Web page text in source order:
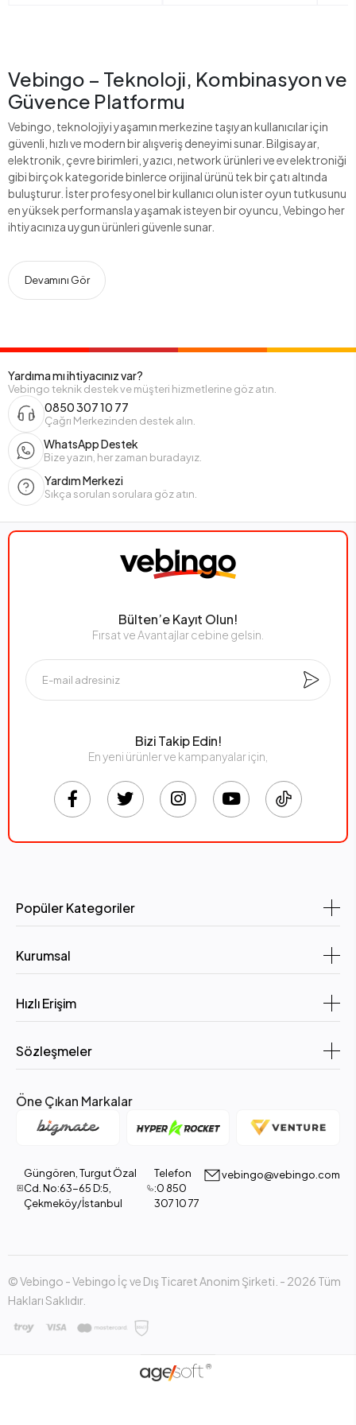
Vebingo – Teknoloji, Kombinasyon ve
Güvence Platformu
Vebingo, teknolojiyi yaşamın merkezine taşıyan kullanıcılar için
güvenli, hızlı ve modern bir alışveriş deneyimi sunar. Bilgisayar,
elektronik, çevre birimleri, yazıcı, network ürünleri ve ev elektroniği
gibi birçok kategoride binlerce orijinal ürünü tek bir çatı altında
buluşturur. İster profesyonel bir kullanıcı olun ister oyun tutkusunu
en yüksek performansla yaşamak isteyen bir oyuncu, Vebingo her
ihtiyacınıza uygun ürünleri güvenle sunar.
Devamını Gör
Yardıma mı ihtiyacınız var?
Vebingo teknik destek ve müşteri hizmetlerine göz atın.
0850 307 10 77
Çağrı Merkezinden destek alın.
WhatsApp Destek
Bize yazın, her zaman buradayız.
Yardım Merkezi
Sıkça sorulan sorulara göz atın.
Bülten’e Kayıt Olun!
Fırsat ve Avantajlar cebine gelsin.
Bizi Takip Edin!
En yeni ürünler ve kampanyalar için,
Popüler Kategoriler
Kurumsal
Hızlı Erişim
Sözleşmeler
Öne Çıkan Markalar
Güngören, Turgut Özal
Cd. No:63-65 D:5,
Çekmeköy/İstanbul
Telefon
:0 850
307 10 77
vebingo@vebingo.com
© Vebingo - Vebingo İç ve Dış Ticaret Anonim Şirketi. - 2026 Tüm
Hakları Saklıdır.